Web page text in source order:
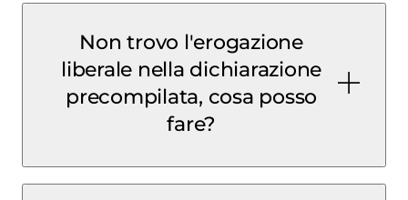
Non trovo l'erogazione
liberale nella dichiarazione
precompilata, cosa posso
fare?